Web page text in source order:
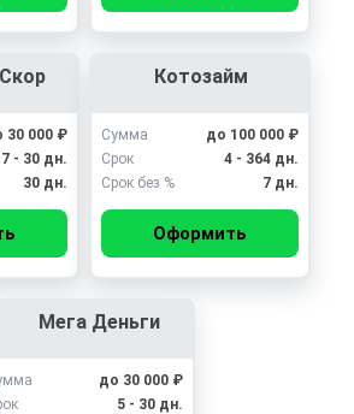
30 000 ₽
7 - 30 дн.
30 дн.
Котозайм
Сумма
до 100 000 ₽
Срок
4 - 364 дн.
Срок без %
7 дн.
Оформить
Мега Деньги
до 30 000 ₽
5 - 30 дн.